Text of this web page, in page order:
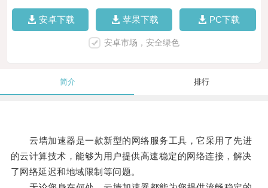
安卓下载 苹果下载 PC下载
安卓市场，安全绿色
简介 排行
云墙加速器是一款新型的网络服务工具，它采用了先进
的云计算技术，能够为用户提供高速稳定的网络连接，解决
了网络延迟和地域限制等问题。